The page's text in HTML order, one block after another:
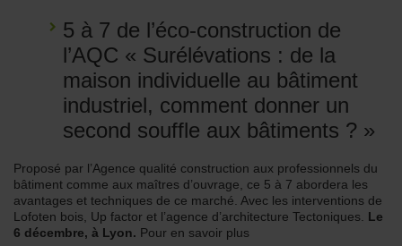
5 à 7 de l’éco-construction de
l’AQC « Surélévations : de la
maison individuelle au bâtiment
industriel, comment donner un
second souffle aux bâtiments ? »
Proposé par l’Agence qualité construction aux professionnels du
bâtiment comme aux maîtres d’ouvrage, ce 5 à 7 abordera les
avantages et techniques de ce marché. Avec les interventions de
Lofoten bois, Up factor et l’agence d’architecture Tectoniques. Le
6 décembre, à Lyon. Pour en savoir plus